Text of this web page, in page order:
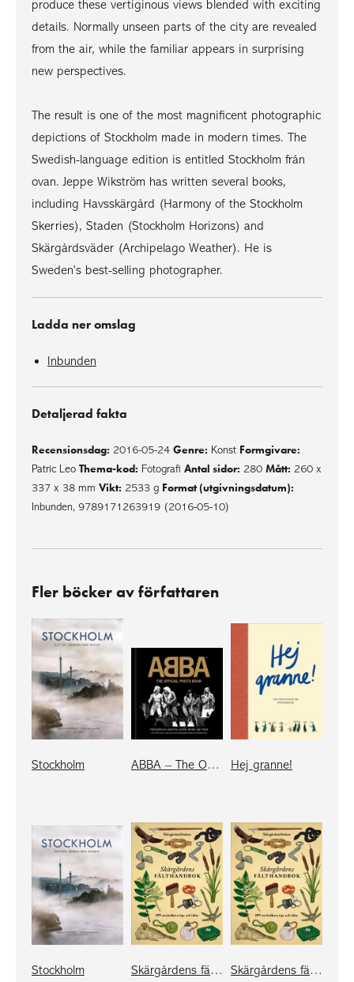
produce these vertiginous views blended with exciting
details. Normally unseen parts of the city are revealed
from the air, while the familiar appears in surprising
new perspectives.
The result is one of the most magnificent photographic
depictions of Stockholm made in modern times. The
Swedish-language edition is entitled Stockholm från
ovan. Jeppe Wikström has written several books,
including Havsskärgård (Harmony of the Stockholm
Skerries), Staden (Stockholm Horizons) and
Skärgårdsväder (Archipelago Weather). He is
Sweden’s best-selling photographer.
Ladda ner omslag
Inbunden
Detaljerad fakta
Recensionsdag: 2016-05-24 Genre: Konst Formgivare:
Patric Leo Thema-kod: Fotografi Antal sidor: 280 Mått: 260 x
337 x 38 mm Vikt: 2533 g Format (utgivningsdatum):
Inbunden, 9789171263919 (2016-05-10)
Fler böcker av författaren
Stockholm ABBA – The Official Photo Book (eng compact) Hej granne!
Stockholm Skärgårdens fälthandbok Skärgårdens fälthandbok - stiftelsen